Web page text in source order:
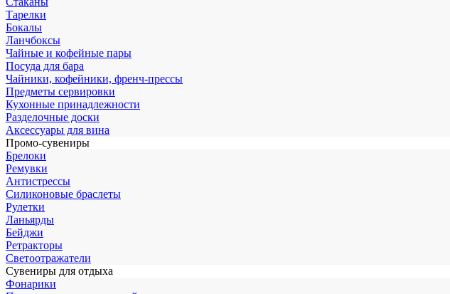
Тарелки
Бокалы
Ланчбоксы
Чайные и кофейные пары
Посуда для бара
Чайники, кофейники, френч-прессы
Предметы сервировки
Кухонные принадлежности
Разделочные доски
Аксессуары для вина
Промо-сувениры
Брелоки
Ремувки
Антистрессы
Силиконовые браслеты
Рулетки
Ланьярды
Бейджи
Ретракторы
Светоотражатели
Сувениры для отдыха
Фонарики